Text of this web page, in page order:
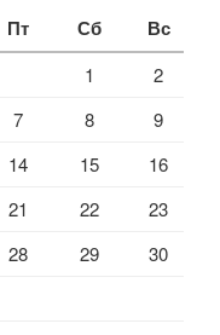
Пт Сб Вс
1
2
7 8
9
14 15
16
21 22
23
28 29
30